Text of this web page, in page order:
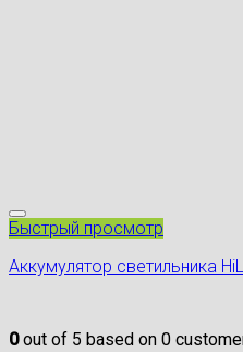
Быстрый просмотр
Аккумулятор светильника
0out of 5 based on 0